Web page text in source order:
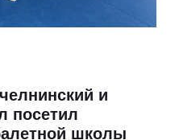
и
посетил
школы